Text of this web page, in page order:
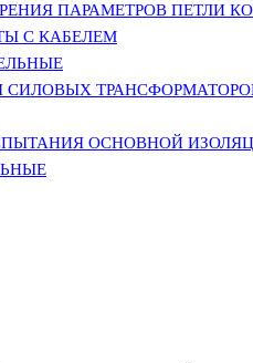
ПАРАМЕТРОВ ПЕТЛИ
С КАБЕЛЕМ
СИЛОВЫХ
ОСНОВНОЙ